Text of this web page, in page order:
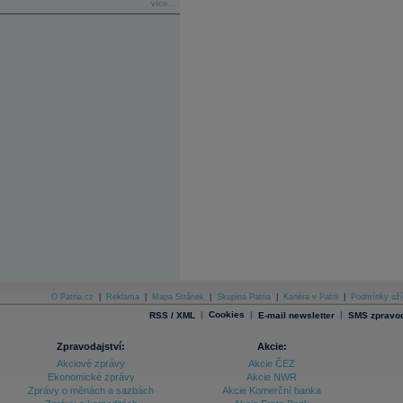
více...
O Patria.cz Reklama Mapa Stránek Skupina Patria Kariéra v Patrii Podmínky
RSS / XML | Cookies | E-mail newsletter | SMS
Zpravodajství:
Akciové zprávy
Ekonomické zprávy
Zprávy o měnách a sazbách
Akcie:
Akcie ČEZ
Akcie NWR
Akcie Komerční banka